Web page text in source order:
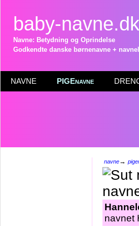
baby-navne.dk
Navne: Betydning og Oprindelse
Godkendte danske børnenavne +
NAVNE PIGEnavne
navne→
navnet